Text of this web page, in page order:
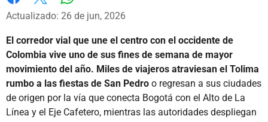
Facebook
X
Actualizado: 26 de jun, 2026
El corredor vial que une el centro con el occidente de
Colombia vive uno de sus fines de semana de mayor
movimiento del año. Miles de viajeros atraviesan el Tolima
rumbo a las fiestas de San Pedro o regresan a sus ciudades
de origen por la vía que conecta Bogotá con el Alto de La
Línea y el Eje Cafetero, mientras las autoridades despliegan